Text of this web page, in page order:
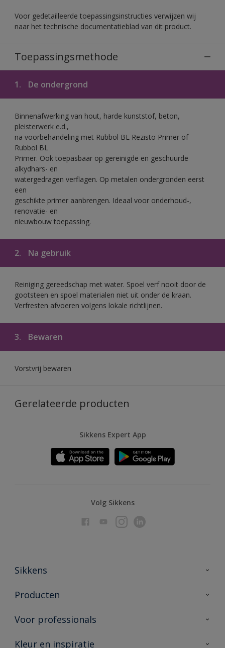
Voor gedetailleerde toepassingsinstructies verwijzen wij
naar het technische documentatieblad van dit product.
Toepassingsmethode
1. De ondergrond
Binnenafwerking van hout, harde kunststof, beton,
pleisterwerk e.d.,
na voorbehandeling met Rubbol BL Rezisto Primer of
Rubbol BL
Primer. Ook toepasbaar op gereinigde en geschuurde
alkydhars- en
watergedragen verflagen. Op metalen ondergronden eerst
een
geschikte primer aanbrengen. Ideaal voor onderhoud-,
renovatie- en
nieuwbouw toepassing.
2. Na gebruik
Reiniging gereedschap met water. Spoel verf nooit door de
gootsteen en spoel materialen niet uit onder de kraan.
Verfresten afvoeren volgens lokale richtlijnen.
3. Bewaren
Vorstvrij bewaren
Gerelateerde producten
Sikkens Expert App
Volg Sikkens
Sikkens
Over Sikkens
Duurzaamheid
Producten
Producten voor binnen
Vind je verkooppunt
Voor professionals
Advies & service
Kleur en inspiratie